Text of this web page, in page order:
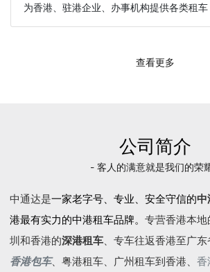
为香港、驻港企业、办事机构提供各类租车
查看更多
公司简介
- 客人的满意就是我们的荣
中通达是一家老字号、专业、安全守信的中
港最有实力的中港租车品牌。 专营香港本地
圳和香港的深港租车、专车往返香港至广东
香港包车、 粤港租车、广州租车到香港、 香